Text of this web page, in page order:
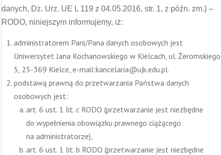
danych, Dz. Urz. UE L 119 z 04.05.2016, str. 1, z późn. zm.) –
RODO, niniejszym informujemy, iż:
administratorem Pani/Pana danych osobowych jest
Uniwersytet Jana Kochanowskiego w Kielcach, ul. Żeromskiego
5, 25-369 Kielce, e-mail:kancelaria@ujk.edu.pl.
podstawą prawną do przetwarzania Państwa danych
osobowych jest:
art. 6 ust. 1 lit. c RODO (przetwarzanie jest niezbędne
do wypełnienia obowiązku prawnego ciążącego
na administratorze),
art. 6 ust. 1 lit. b RODO (przetwarzanie jest niezbędne